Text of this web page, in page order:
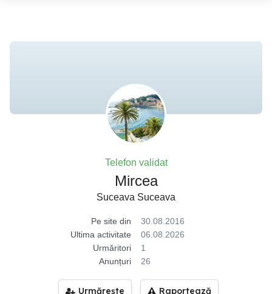
Telefon validat
Mircea
Suceava Suceava
Pe site din
30.08.2016
Ultima activitate
06.08.2026
Urmăritori
1
Anunțuri
26
Urmărește Raportează